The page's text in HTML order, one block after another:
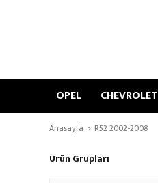
OPEL CHEVROLET
Anasayfa R52 2002-2008
Ürün Grupları